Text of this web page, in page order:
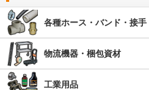
各種ホース・バンド・接手
物流機器・梱包資材
工業用品